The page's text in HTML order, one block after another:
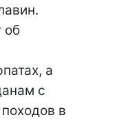
об
а
с
в